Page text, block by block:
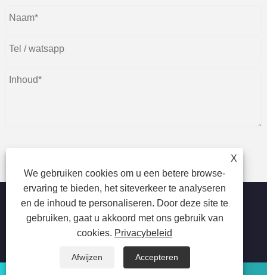
X
We gebruiken cookies om u een betere browse-
ervaring te bieden, het siteverkeer te analyseren
en de inhoud te personaliseren. Door deze site te
gebruiken, gaat u akkoord met ons gebruik van
cookies. Privacybeleid
Afwijzen
Accepteren
Copyright © 2023 Beijing Oriental Wison Technology
Co.,Limited - Laserontharing, Ontharing,
Laserschoonheidsmachine - Alle rechten voorbehouden.